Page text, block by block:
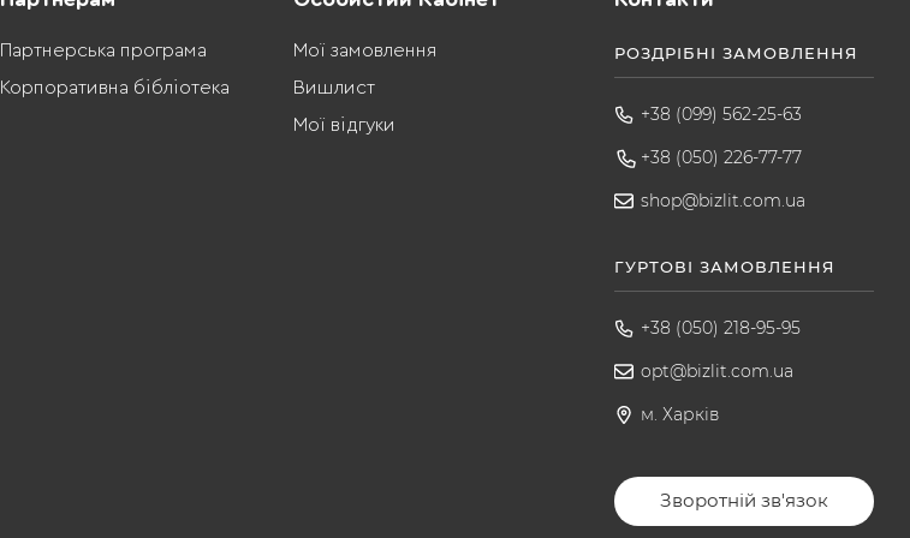
Партнерська програма
Корпоративна бібліотека
Мої замовлення
Вишлист
Мої відгуки
РОЗДРІБНІ ЗАМОВЛЕННЯ
+38 (099) 562-25-63
+38 (050) 226-77-77
shop@bizlit.com.ua
ГУРТОВІ ЗАМОВЛЕННЯ
+38 (050) 218-95-95
opt@bizlit.com.ua
м. Харків
Зворотній зв'язок